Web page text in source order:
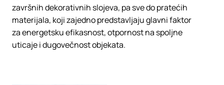
završnih dekorativnih slojeva, pa sve do pratećih
materijala, koji zajedno predstavljaju glavni faktor
za energetsku efikasnost, otpornost na spoljne
uticaje i dugovečnost objekata.